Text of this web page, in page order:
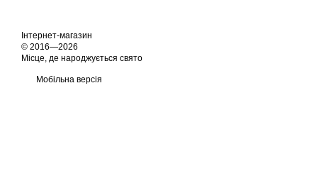
Інтернет-магазин
© 2016—2026
Місце, де народжується свято
Мобільна версія